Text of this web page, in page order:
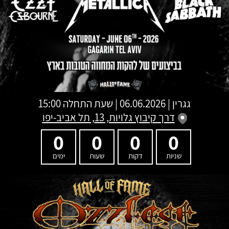
גגרין | 06.06.2026 | שעת התחלה 15:00
דרך קיבוץ גלויות, 13, תל אביב-יפו
0
שניות
0
דקות
0
שעות
0
ימים